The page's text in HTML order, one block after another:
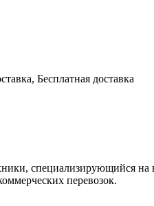
Бесплатная доставка
специализирующийся
перевозок.